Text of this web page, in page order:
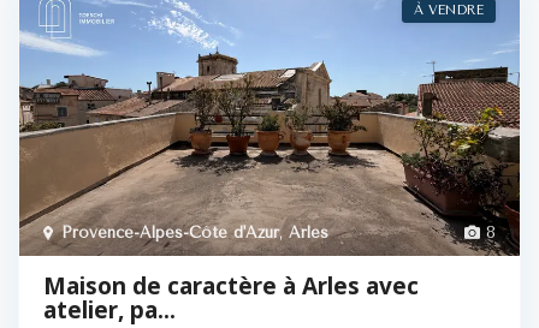
8
Provence-Alpes-Côte d'Azur,Arles
À VENDRE
Maison de caractère à Arles avec
atelier, pa...